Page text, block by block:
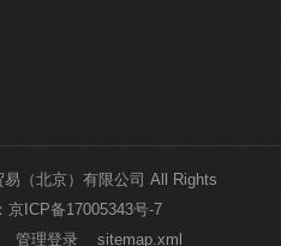
（北京）有限公司 All Rights
京ICP备17005343号-7
管理登录 sitemap.xml